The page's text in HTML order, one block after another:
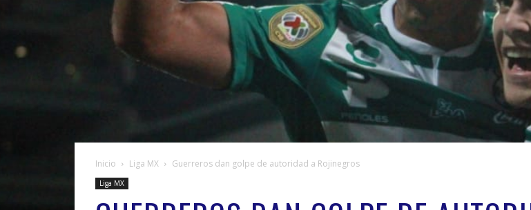
Inicio Liga MX Guerreros dan golpe de autoridad a Rojinegros
Liga MX